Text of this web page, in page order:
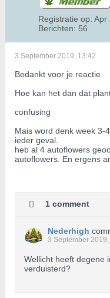
Registratie op: Apr
Berichten: 56
3 September 2019, 13:42
Bedankt voor je reactie
Hoe kan het dan dat
confusing
Mais word denk week 3-
ieder geval.
heb al 4 autoflowers
autoflowers. En ergens
1 comment
Nederhigh
3 September 2019,
Wellicht heeft degene
verduisterd?